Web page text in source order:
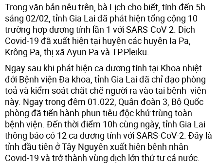
Trong văn bản nêu trên, bà Lịch cho biết, tính đến 5h
sáng 02/02, tỉnh Gia Lai đã phát hiện tổng cộng 10
trường hợp dương tính lần 1 với SARS-CoV-2. Dịch
Covid-19 đã xuất hiện tại huyện các huyện Ia Pa,
Krông Pa, thị xã Ayun Pa và TP.Pleiku.
Ngay sau khi phát hiện ca dương tính tại Khoa nhiệt
đới Bệnh viện Đa khoa, tỉnh Gia Lai đã chỉ đạo phòng
toả và kiểm soát chặt chẽ người ra vào tại bệnh viện
này. Ngay trong đêm 01.022, Quân đoàn 3, Bộ Quốc
phòng đã tiến hành phun tiêu độc khử trùng toàn
bệnh viện. Đến thời điểm 10h cùng ngày, tỉnh Gia Lai
thông báo có 12 ca dương tính với SARS-CoV-2. Đây là
tỉnh đầu tiên ở Tây Nguyên xuất hiện bệnh nhân
Covid-19 và trở thành vùng dịch lớn thứ tư cả nước.